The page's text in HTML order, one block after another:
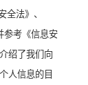
法》、
参考《信息安
绍了我们向
人信息的目